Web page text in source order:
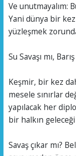
Ve unutmayalım:
Yani dünya bir
yüzleşmek
Su Savaşı mı,
Keşmir, bir kez
mesele sınırlar
yapılacak her
bir halkın
Savaş çıkar mı?